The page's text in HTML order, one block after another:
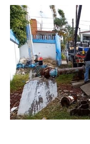
Turismo
Trámites
Servicios
Licitaciones
Transparencia